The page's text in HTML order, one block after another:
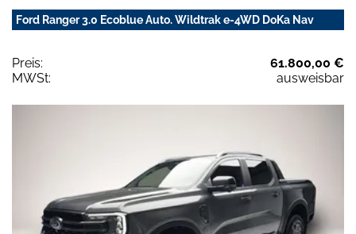
Ford Ranger 3.0 Ecoblue Auto. Wildtrak e-4WD DoKa Nav
Preis:
61.800,00 €
MWSt:
ausweisbar